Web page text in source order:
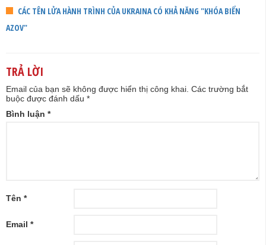
CÁC TÊN LỬA HÀNH TRÌNH CỦA UKRAINA CÓ KHẢ NĂNG "KHÓA BIỂN
AZOV"
TRẢ LỜI
Email của bạn sẽ không được hiển thị công khai. Các trường bắt
buộc được đánh dấu *
Bình luận *
Tên *
Email *